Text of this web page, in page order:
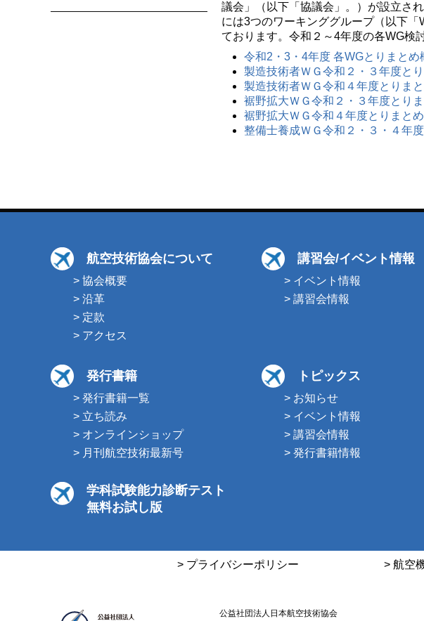
議会」（以下「協議会」。）が設立さ
には3つのワーキンググループ（以下
ております。令和２～4年度の各WG検
令和2・3・4年度 各WGとりまとめ
製造技術者ＷＧ令和２・３年度とり
製造技術者ＷＧ令和４年度とりまと
裾野拡大ＷＧ令和２・３年度とりま
裾野拡大ＷＧ令和４年度とりまとめ
整備士養成ＷＧ令和２・３・４年
航空技術協会について
> 協会概要
> 沿革
> 定款
> アクセス
講習会/イベント情報
> イベント情報
> 講習会情報
発行書籍
> 発行書籍一覧
> 立ち読み
> オンラインショップ
> 月刊航空技術最新号
トピックス
> お知らせ
> イベント情報
> 講習会情報
> 発行書籍情報
学科試験能力診断テスト
無料お試し版
> プライバシーポリシー > 航空
公益社団法人日本航空技術協会